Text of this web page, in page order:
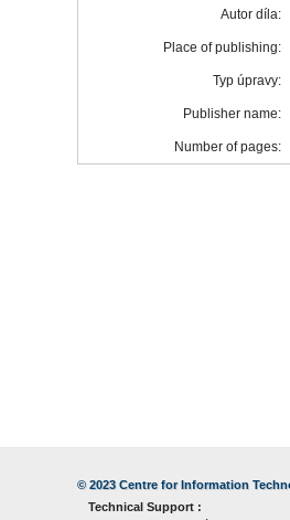
Autor díla:
Place of publishing:
Typ úpravy:
Publisher name:
Number of pages:
© 2023 Centre for Information
Technical Support :